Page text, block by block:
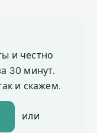
и честно
30 минут.
и скажем.
или